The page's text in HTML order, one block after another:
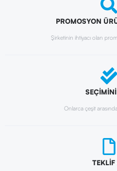
PROMOSYON
Şirketinin ihtiyacı olan
Onlarca çeşit
TEKLİF